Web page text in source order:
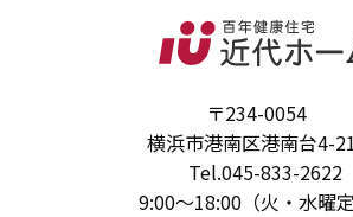
〒234-0054
横浜市港南区港南台4-
Tel.045-833-2622
9:00～18:00（火・水曜定